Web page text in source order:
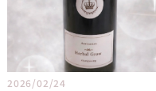
2026/02/24